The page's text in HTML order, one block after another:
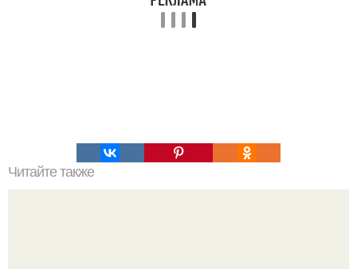
Читайте также